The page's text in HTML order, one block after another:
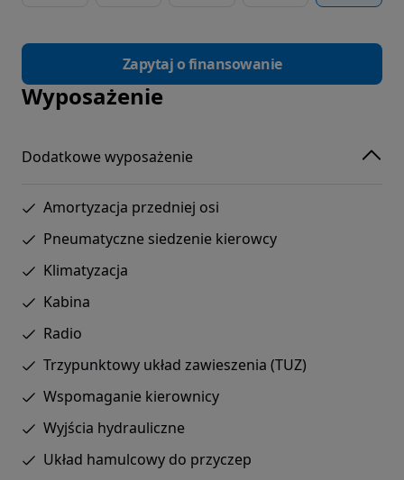
Zapytaj o finansowanie
Wyposażenie
Dodatkowe wyposażenie
Amortyzacja przedniej osi
Pneumatyczne siedzenie kierowcy
Klimatyzacja
Kabina
Radio
Trzypunktowy układ zawieszenia (TUZ)
Wspomaganie kierownicy
Wyjścia hydrauliczne
Układ hamulcowy do przyczep